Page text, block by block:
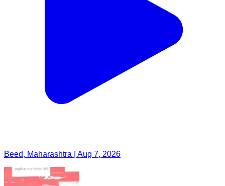
Beed, Maharashtra | Aug 7, 2026